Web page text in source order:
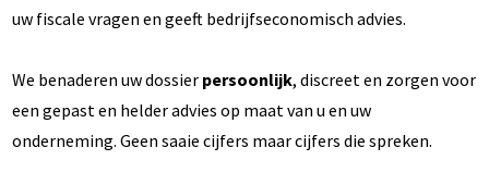
uw fiscale vragen en geeft bedrijfseconomisch advies.
We benaderen uw dossier persoonlijk, discreet en zorgen voor
een gepast en helder advies op maat van u en uw
onderneming. Geen saaie cijfers maar cijfers die spreken.